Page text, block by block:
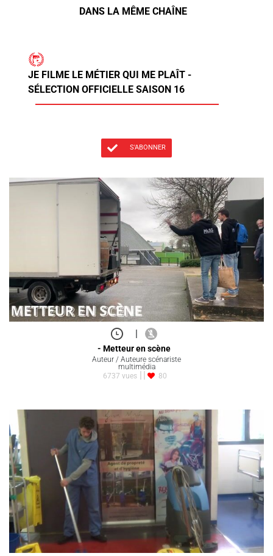
DANS LA MÊME CHAÎNE
JE FILME LE MÉTIER QUI ME PLAÎT -
SÉLECTION OFFICIELLE SAISON 16
S'ABONNER
|
- Metteur en scène
Auteur / Auteure scénariste
multimédia
6737 vues
80